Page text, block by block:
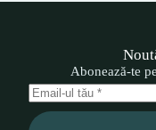
Abonează-te